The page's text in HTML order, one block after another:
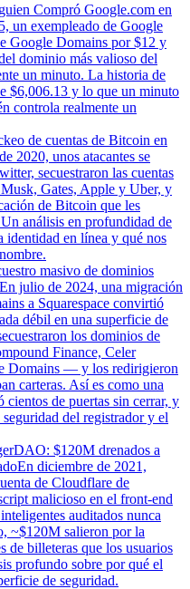
Compró Google.com en
un exempleado de Google
Google Domains por $12 y
dominio más valioso del
un minuto. La historia de
$6,006.13 y lo que un minuto
controla realmente un
de cuentas de Bitcoin en
2020, unos atacantes se
secuestraron las cuentas
Gates, Apple y Uber, y
de Bitcoin que les
análisis en profundidad de
identidad en línea y qué nos
masivo de dominios
En julio de 2024, una migración
a Squarespace convirtió
débil en una superficie de
los dominios de
Finance, Celer
Domains — y los redirigieron
carteras. Así es como una
de puertas sin cerrar, y
del registrador y el
$120M drenados a
En diciembre de 2021,
de Cloudflare de
malicioso en el front-end
auditados nunca
~$120M salieron por la
de billeteras que los usuarios
profundo sobre por qué el
de seguridad.